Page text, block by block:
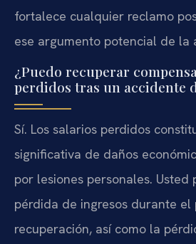
fortalece cualquier reclamo
ese argumento potencial de la
¿Puedo recuperar
perdidos tras un accidente
Sí. Los salarios perdidos
significativa de daños
por lesiones personales.
pérdida de ingresos durante el
recuperación, así como la